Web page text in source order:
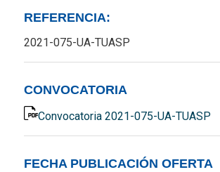
REFERENCIA:
2021-075-UA-TUASP
CONVOCATORIA
Convocatoria 2021-075-UA-TUASP
FECHA PUBLICACIÓN OFERTA